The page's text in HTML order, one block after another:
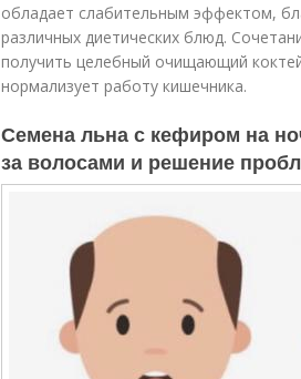
обладает слабительным эффектом,
различных диетических блюд.
получить целебный очищающий
нормализует работу кишечника.
Семена льна с кефиром на
за волосами и решение